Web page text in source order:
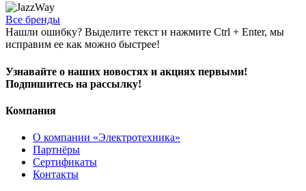
Все бренды
Нашли ошибку? Выделите текст и нажмите Ctrl + Enter, мы
исправим ее как можно быстрее!
Узнавайте о наших новостях и акциях первыми!
Подпишитесь на рассылку!
Компания
О компании «Электротехника»
Партнёры
Сертификаты
Контакты